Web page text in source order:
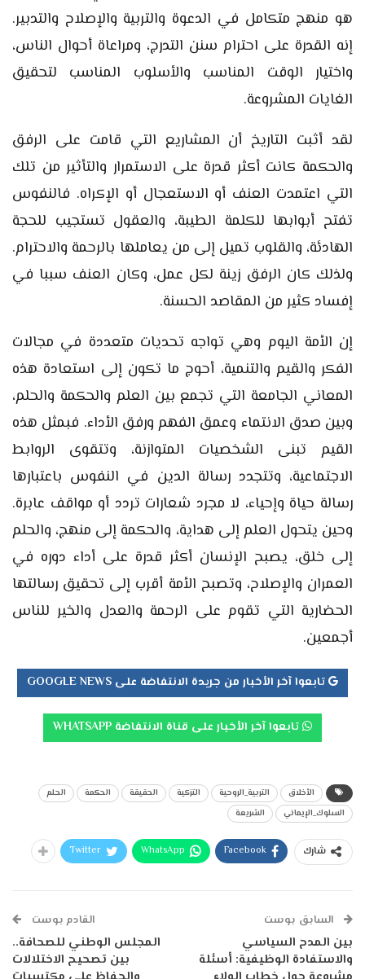
هو منهج متكامل في الدعوة والتربية والإصلاح والتدبير.
إنه القدرة على احترام سنن التدرج، ومراعاة أحوال الناس،
واختيار الوقت المناسب والأسلوب المناسب لتحقيق
الغايات المشروعة.
لقد أثبت التاريخ أن المشاريع التي قامت على الرفق
والحكمة كانت أكثر قدرة على الاستمرار والتأثير من تلك
التي اعتمدت العنف أو الاستعجال أو الإكراه. فالنفوس
تفتح أبوابها للكلمة الطيبة، والعقول تستجيب للحجة
الهادئة، والقلوب تميل إلى من يعاملها بالرحمة والاحترام.
ولذلك كان الرفق زينة لكل عمل، وكان العنف سببا في
إفساد كثير من المقاصد الحسنة.
إن الأمة اليوم وهي تواجه تحديات متعددة في مجالات
الفكر والقيم والتنمية، أحوج ما تكون إلى استعادة هذه
المعاني الجامعة التي تجمع بين العلم والحكمة والحلم،
وبين صدق الانتماء وعمق الفهم ورفق الأداء. فبمثل هذه
القيم تبنى الشخصيات المتوازنة، وتتقوى الروابط
الاجتماعية، وتتجدد رسالة الدين في النفوس باعتبارها
رسالة حياة وإحياء، لا مجرد شعارات تردد أو مواقف عابرة.
وحين يتحول العلم إلى هداية، والحكمة إلى منهج، والحلم
إلى خلق، يصبح الإنسان أكثر قدرة على أداء دوره في
العمران والإصلاح، وتصبح الأمة أقرب إلى تحقيق رسالتها
الحضارية التي تقوم على الرحمة والعدل والخير للناس
أجمعين.
تابعوا آخر الأخبار من جريدة الانتفاضة على GOOGLE NEWS
تابعوا آخر الأخبار على قناة الانتفاضة WHATSAPP
الأخلاق التربية_الروحية التزكية الحقيقة الحكمة
الحلم
السلوك_الإيماني
الشريعة
شارك Facebook
WhatsApp
Twitter
السابق بوست
بين المدح السياسي
والاستفادة الوظيفية: أسئلة
القادم بوست
المجلس الوطني للصحافة..
بين تصحيح الاختلالات